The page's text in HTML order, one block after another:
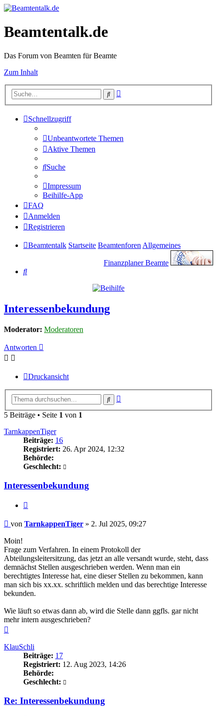
Beamtentalk.de
Das Forum von Beamten für Beamte
Zum Inhalt
Suche
Schnellzugriff
Unbeantwortete Themen
Aktive Themen
Suche
Impressum
Beihilfe-App
FAQ
Anmelden
Registrieren
Beamtentalk Startseite BeamtenforenAllgemeines
Finanzplaner Beamte
Suche
Interessenbekundung
Moderator: Moderatoren
Antworten
Druckansicht
Suche
5 Beiträge • Seite 1 von 1
TarnkappenTiger
Beiträge: 16
Registriert: 26. Apr 2024, 12:32
Behörde:
Geschlecht:
Interessenbekundung
Beitrag
von TarnkappenTiger » 2. Jul 2025, 09:27
Moin!
Frage zum Verfahren. In einem Protokoll der
Abteilungsleitersitzung, das jetzt an alle versandt wurde, steht, dass
demnächst Stellen ausgeschrieben werden. Wenn man ein
berechtigtes Interesse hat, eine dieser Stellen zu bekommen, kann
man sich bis xx.xx. schriftlich melden und das berechtige Interesse
bekunden.
Wie läuft so etwas dann ab, wird die Stelle dann ggfls. gar nicht
mehr intern ausgeschrieben?
KlauSchli
Beiträge: 17
Registriert: 12. Aug 2023, 14:26
Behörde:
Geschlecht:
Re: Interessenbekundung